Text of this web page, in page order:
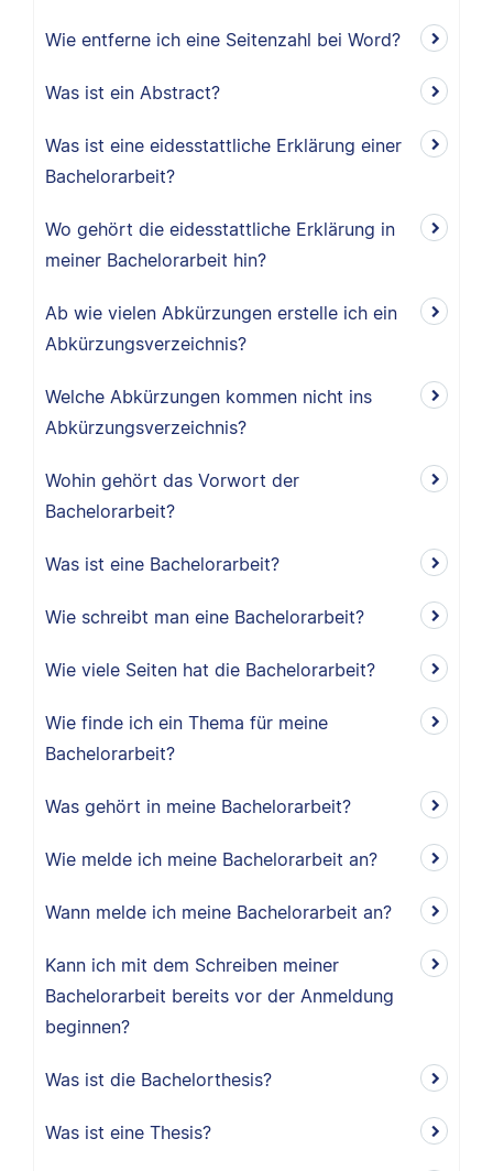
Wie entferne ich eine Seitenzahl bei Word?
Was ist ein Abstract?
Was ist eine eidesstattliche Erklärung einer
Bachelorarbeit?
Wo gehört die eidesstattliche Erklärung in
meiner Bachelorarbeit hin?
Ab wie vielen Abkürzungen erstelle ich ein
Abkürzungsverzeichnis?
Welche Abkürzungen kommen nicht ins
Abkürzungsverzeichnis?
Wohin gehört das Vorwort der
Bachelorarbeit?
Was ist eine Bachelorarbeit?
Wie schreibt man eine Bachelorarbeit?
Wie viele Seiten hat die Bachelorarbeit?
Wie finde ich ein Thema für meine
Bachelorarbeit?
Was gehört in meine Bachelorarbeit?
Wie melde ich meine Bachelorarbeit an?
Wann melde ich meine Bachelorarbeit an?
Kann ich mit dem Schreiben meiner
Bachelorarbeit bereits vor der Anmeldung
beginnen?
Was ist die Bachelorthesis?
Was ist eine Thesis?